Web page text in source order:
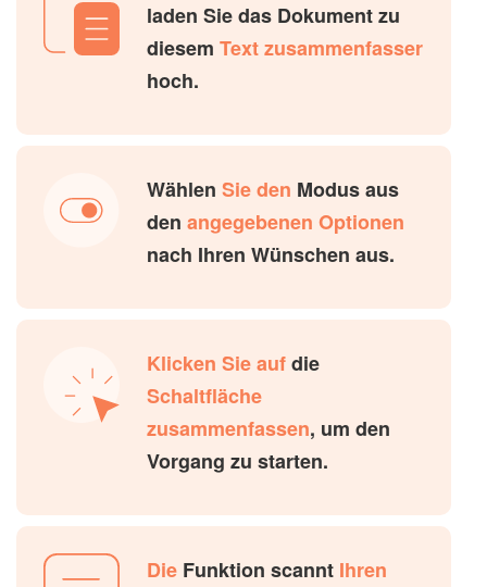
laden Sie das Dokument zu
diesem Text zusammenfasser
hoch.
Wählen Sie den Modus aus
den angegebenen Optionen
nach Ihren Wünschen aus.
Klicken Sie aufdie
Schaltfläche
zusammenfassen, um den
Vorgang zu starten.
Die Funktion scannt Ihren